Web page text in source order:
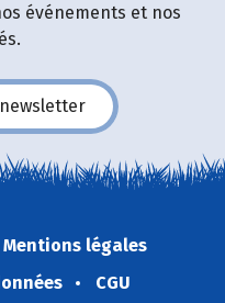
événements et nos
Mentions légales
CGU